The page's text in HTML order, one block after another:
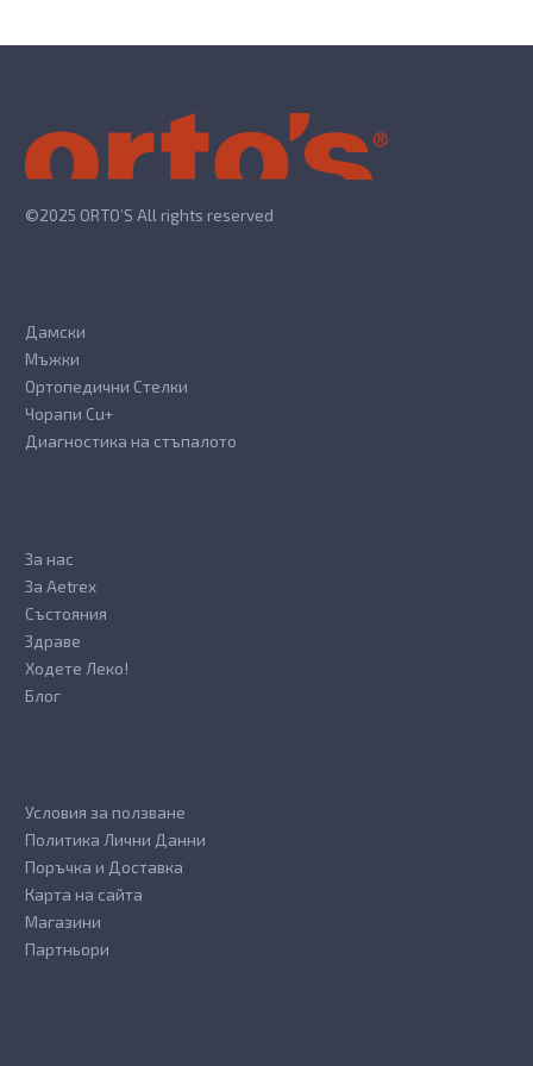
on
©2025 ORTO’S All rights reserved
Дамски
Мъжки
Ортопедични Стелки
Чорапи Cu+
Диагностика на стъпалото
За нас
За Aetrex
Състояния
Здраве
Ходете Леко!
Блог
Условия за ползване
Политика Лични Данни
Поръчка и Доставка
Карта на сайта
Магазини
Партньори